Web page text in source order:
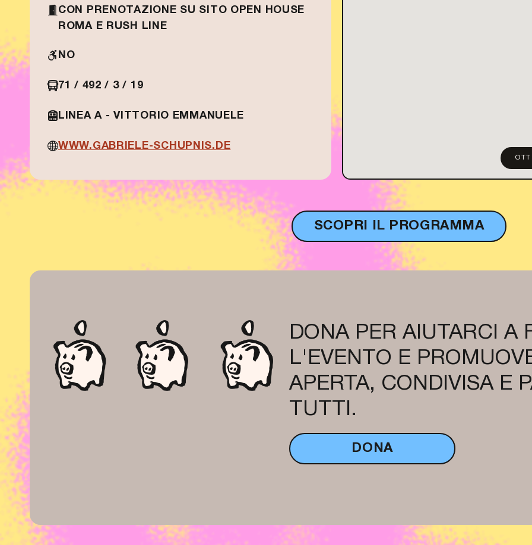
CON PRENOTAZIONE SU SITO OPEN HOUSE
ROMA E RUSH LINE
NO
71 / 492 / 3 / 19
LINEA A - VITTORIO EMMANUELE
WWW.GABRIELE-SCHUPNIS.DE
SCOPRI IL PROGRAMMA
DONA PER AIUTARCI A
L'EVENTO E
APERTA, CONDIVISA E
TUTTI.
DONA